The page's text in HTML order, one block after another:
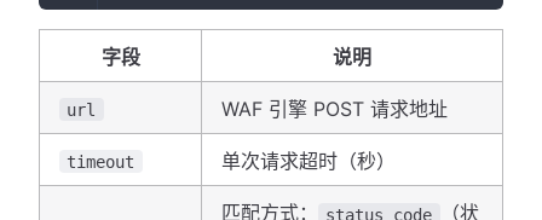
字段 说明
url WAF 引擎 POST 请求地址
timeout 单次请求超时（秒）
匹配方式： status_code
（状